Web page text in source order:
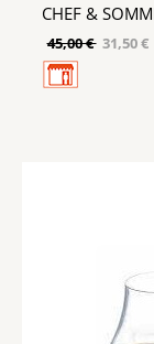
CHEF &
45,00 € 31,50 €